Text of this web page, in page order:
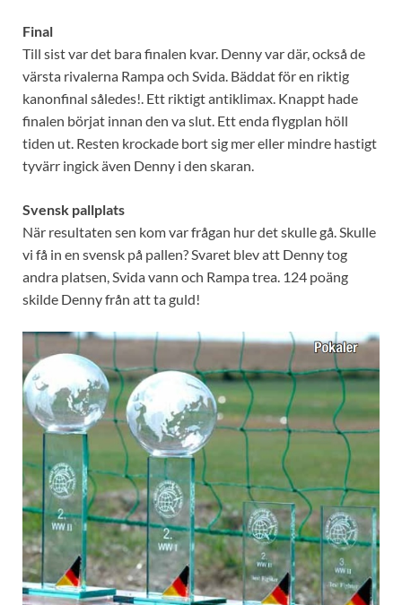
Final
Till sist var det bara finalen kvar. Denny var där, också de
värsta rivalerna Rampa och Svida. Bäddat för en riktig
kanonfinal således!. Ett riktigt antiklimax. Knappt hade
finalen börjat innan den va slut. Ett enda flygplan höll
tiden ut. Resten krockade bort sig mer eller mindre hastigt
tyvärr ingick även Denny i den skaran.
Svensk pallplats
När resultaten sen kom var frågan hur det skulle gå. Skulle
vi få in en svensk på pallen? Svaret blev att Denny tog
andra platsen, Svida vann och Rampa trea. 124 poäng
skilde Denny från att ta guld!